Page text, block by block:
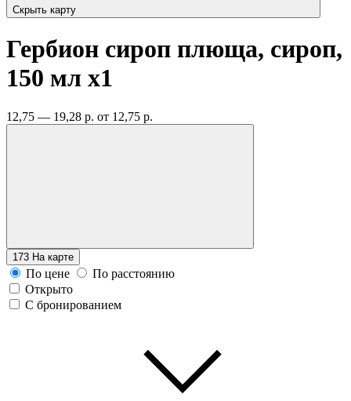
Скрыть карту
Гербион сироп плюща, сироп,
150 мл x1
12,75 — 19,28 р. от 12,75 р.
173 На карте
По цене
По расстоянию
Открыто
С бронированием